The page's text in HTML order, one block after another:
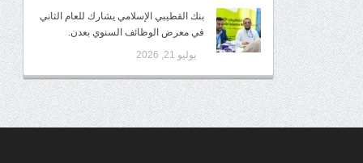
بنك القطيبي الإسلامي يشارك للعام الثاني
في معرض الوظائف السنوي بعدن.
يوليو 21, 2026